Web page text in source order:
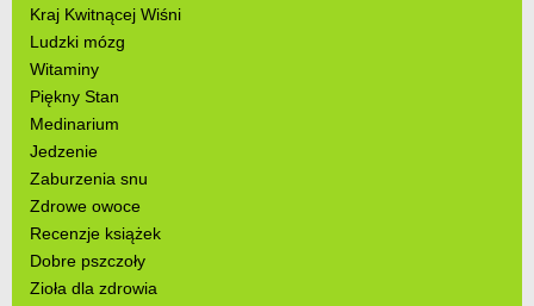
Kraj Kwitnącej Wiśni
Ludzki mózg
Witaminy
Piękny Stan
Medinarium
Jedzenie
Zaburzenia snu
Zdrowe owoce
Recenzje książek
Dobre pszczoły
Zioła dla zdrowia